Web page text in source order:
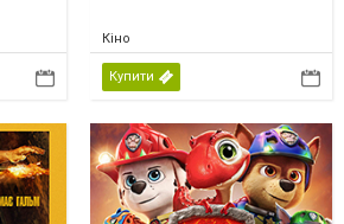
Кіно
Купити